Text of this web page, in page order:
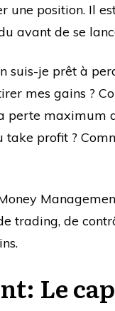
une position. Il
avant de se
suis-je prêt à
mes gains ?
perte maximum
profit ?
trading, de
Le